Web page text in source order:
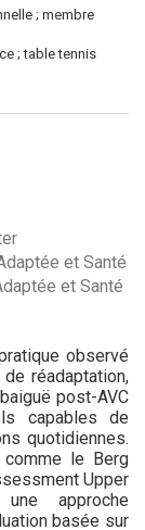
; membre
; table tennis
et Santé
et Santé
observé
réadaptation,
post-AVC
capables de
quotidiennes.
le Berg
Upper
approche
basée sur